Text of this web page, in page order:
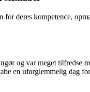
for deres kompetence,
og var meget tilfredse
en uforglemmelig dag